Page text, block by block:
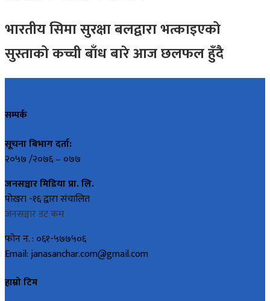
भारतीय सिमा सुरक्षा बलद्वारा भत्काइएको
सुस्ताको कच्ची बाँध बारे आज छलफल हुँदै
सम्पर्क
सूचना बिभाग दर्ता:
२०५७ /२०७६ – ०७७
जनसञ्चार मिडिया प्रा. लि.
पोखरा -१६ द्वारा संचालित
जनसञ्चार डट कम
फोन न. : ०६१-५७७५०६
Email: janasanchar.com@gmail.com
हाम्रो टिम